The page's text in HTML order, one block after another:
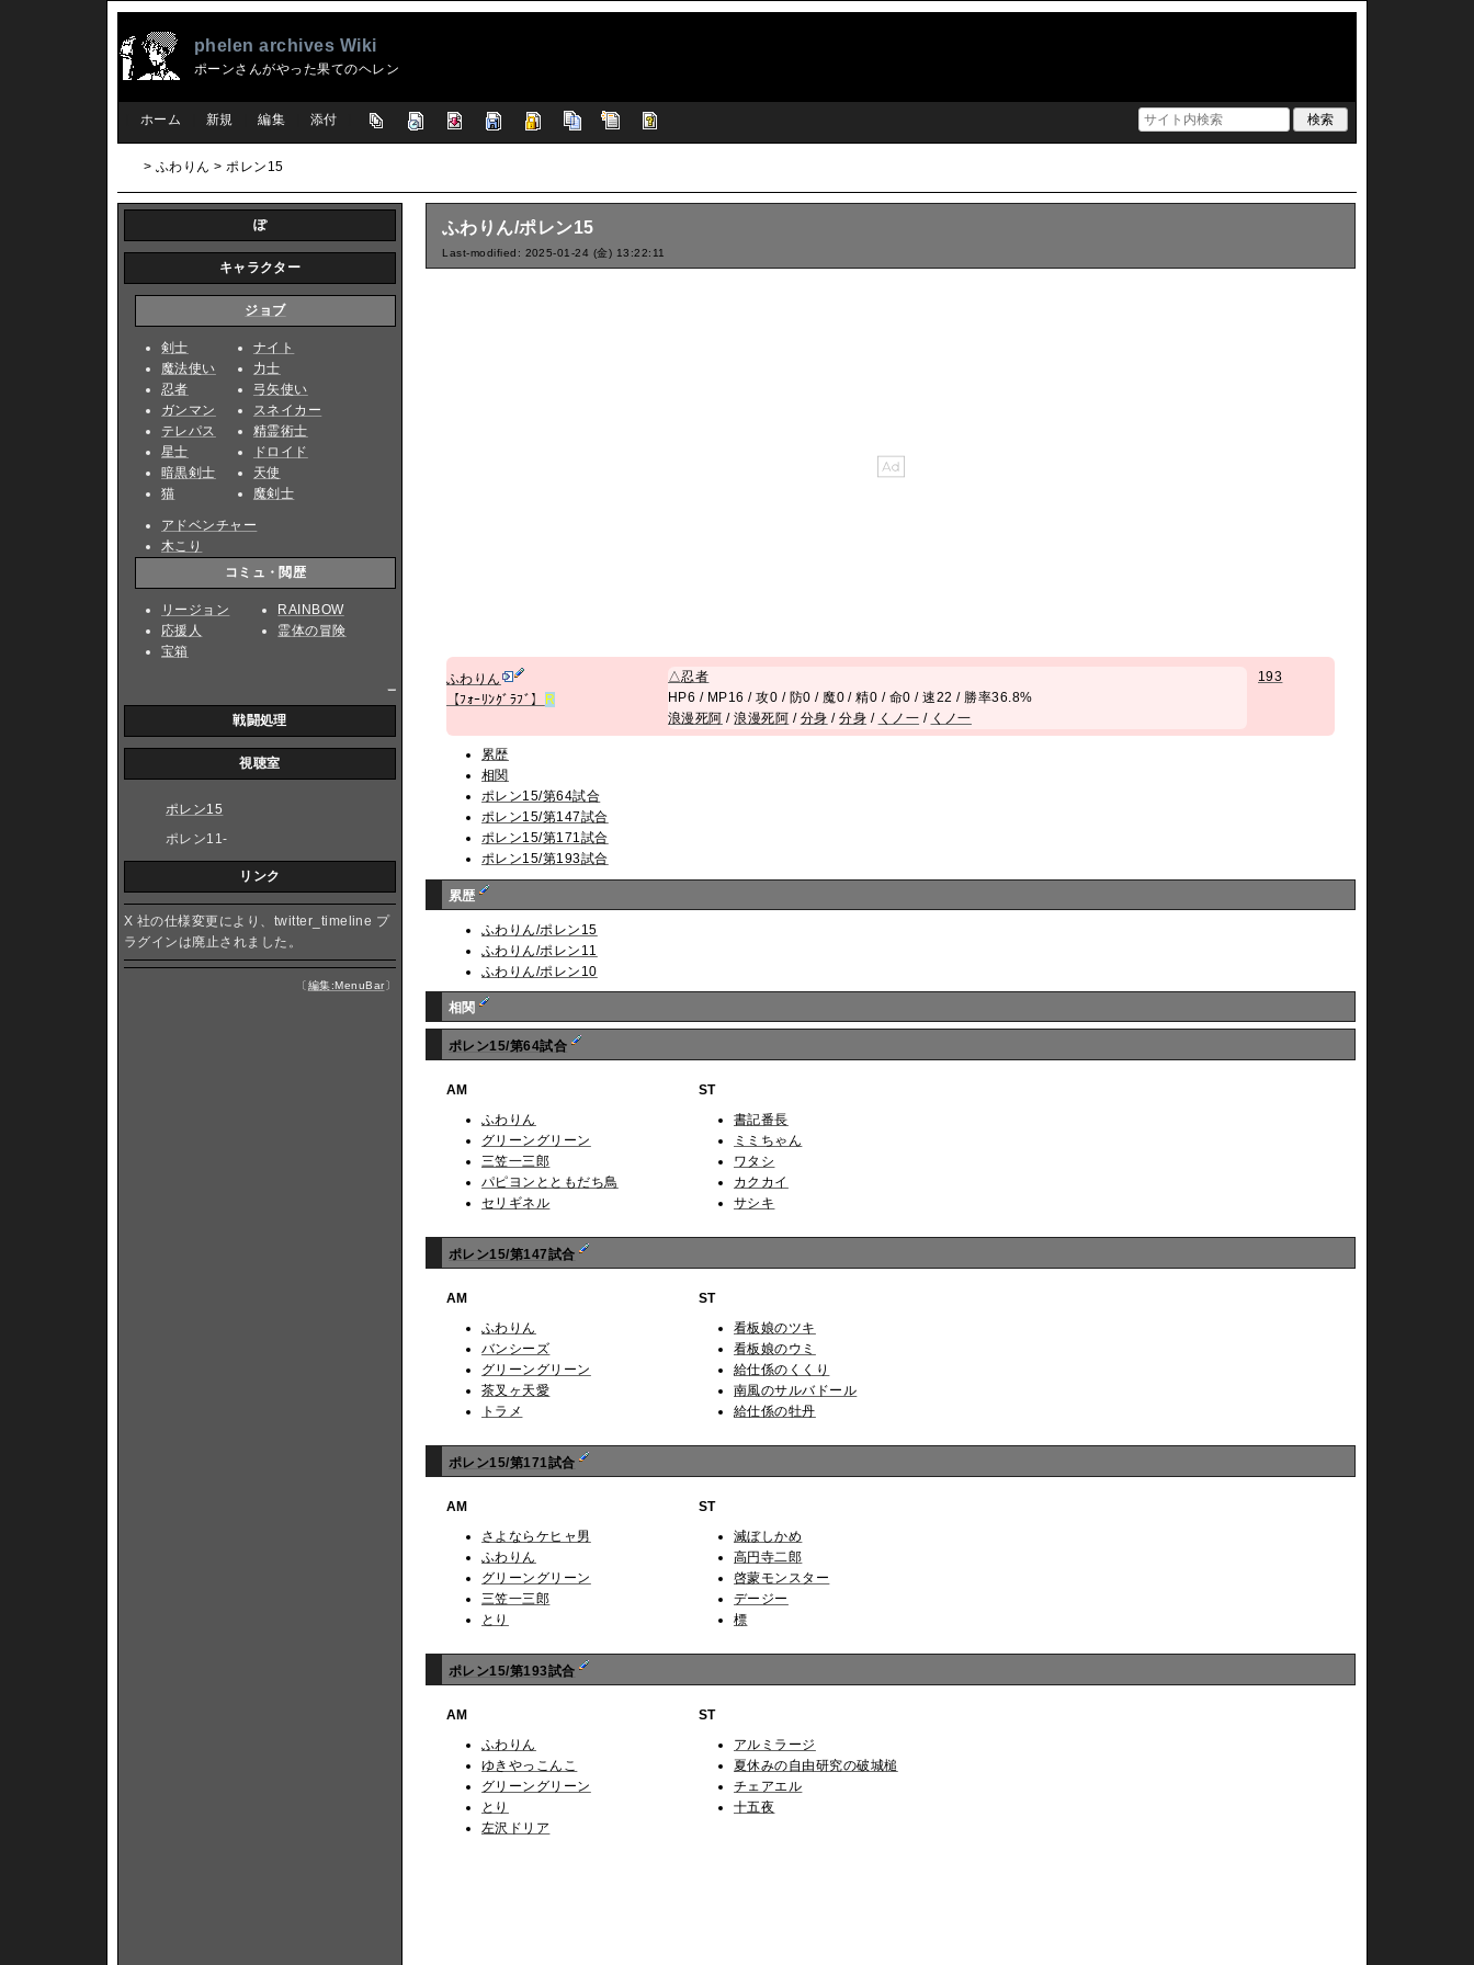
phelen archives Wiki
ポーンさんがやった果てのヘレン
ホーム 新規 編集 添付
> ふわりん > ポレン15
ふわりん/ポレン15
Last-modified: 2025-01-24 (金) 13:22:11
ふわりん
【ﾌｫｰﾘﾝｸﾞﾗﾌﾞ】 R
△忍者
HP6 / MP16 / 攻0 / 防0 / 魔0 / 精0 / 命0 / 速22 / 勝率36.8%
浪漫死阿 /浪漫死阿 / 分身 /分身 / くノ一 / くノ一
193
累歴
相関
ポレン15/第64試合
ポレン15/第147試合
ポレン15/第171試合
ポレン15/第193試合
累歴
ふわりん/ポレン15
ふわりん/ポレン11
ふわりん/ポレン10
相関
ポレン15/第64試合
AM
ふわりん
グリーングリーン
三笠一三郎
パピヨンとともだち鳥
セリギネル
ST
書記番長
ミミちゃん
ワタシ
カクカイ
サシキ
ポレン15/第147試合
AM
ふわりん
バンシーズ
グリーングリーン
茶叉ヶ天愛
トラメ
ST
看板娘のツキ
看板娘のウミ
給仕係のくくり
南風のサルバドール
給仕係の牡丹
ポレン15/第171試合
AM
さよならケヒャ男
ふわりん
グリーングリーン
三笠一三郎
とり
ST
滅ぼしかめ
高円寺二郎
啓蒙モンスター
デージー
標
ポレン15/第193試合
AM
ふわりん
ゆきやっこんこ
グリーングリーン
とり
左沢ドリア
ST
アルミラージ
夏休みの自由研究の破城槌
チェアエル
十五夜
ぽ
キャラクター
ジョブ
剣士
魔法使い
忍者
ガンマン
テレパス
星士
暗黒剣士
猫
ナイト
力士
弓矢使い
スネイカー
精霊術士
ドロイド
天使
魔剣士
アドベンチャー
木こり
コミュ・閲歴
リージョン
応援人
宝箱
RAINBOW
霊体の冒険
戦闘処理
視聴室
ポレン15
ポレン11-
リンク
X 社の仕様変更により、twitter_timeline プ
ラグインは廃止されました。
〔編集:MenuBar〕